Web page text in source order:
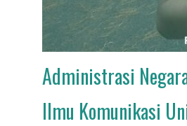
Administrasi
Ilmu Komunikasi